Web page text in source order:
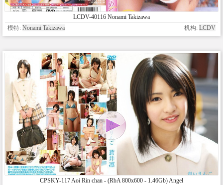
LCDV-40116 Nonami Takizawa
模特: Nonami Takizawa 机构: LCDV
CPSKY-117 Aoi Rin chan - (RbA 800x600 - 1.46Gb) Angel